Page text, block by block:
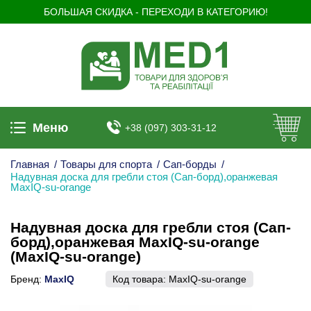
БОЛЬШАЯ СКИДКА - ПЕРЕХОДИ В КАТЕГОРИЮ!
Меню +38 (097) 303-31-12
Главная / Товары для спорта / Сап-борды /
Надувная доска для гребли стоя (Сап-борд),оранжевая
MaxIQ-su-orange
Надувная доска для гребли стоя (Сап-
борд),оранжевая MaxIQ-su-orange
(MaxIQ-su-orange)
Бренд: MaxIQ Код товара: MaxIQ-su-orange